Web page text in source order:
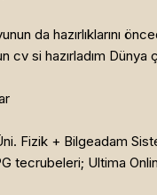
da
cv si hazırladım Dünya
Fizik + Bilgeadam
tecrubeleri; Ultima